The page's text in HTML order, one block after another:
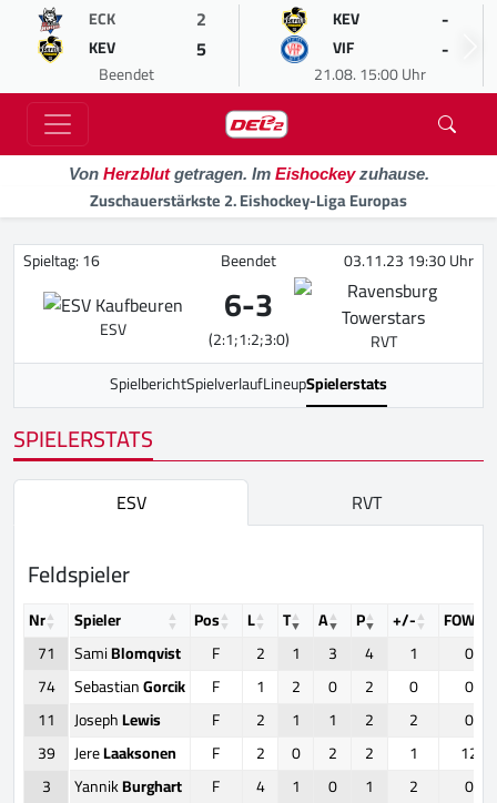
ECK 2
KEV 5
Beendet
KEV -
VIF -
21.08. 15:00 Uhr
Von Herzblutgetragen. Im Eishockeyzuhause.
Zuschauerstärkste 2. Eishockey-Liga Europas
Spieltag: 16 Beendet 03.11.23 19:30 Uhr
ESV 6-3
(2:1;1:2;3:0)
RVT
SpielberichtSpielverlaufLineupSpielerstats
SPIELERSTATS
ESV RVT
Feldspieler
Nr Spieler Pos L T A P +/-
FOW
71
SamiBlomqvist F 2 1 3 4 1
0
74
SebastianGorcik F 1 2 0 2 0
0
11
JosephLewis F 2 1 1 2 2
0
39
JereLaaksonen F 2 0 2 2 1
12
3
YannikBurghart F 4 1 0 1 2
0